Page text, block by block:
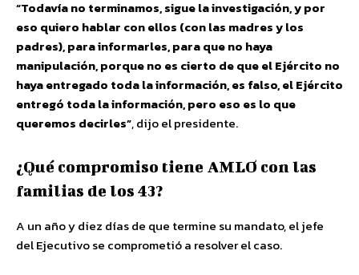
“Todavía no terminamos, sigue la investigación, y por
eso quiero hablar con ellos (con las madres y los
padres), para informarles, para que no haya
manipulación, porque no es cierto de que el Ejército no
haya entregado toda la información, es falso, el Ejército
entregó toda la información, pero eso es lo que
queremos decirles”, dijo el presidente.
¿Qué compromiso tiene AMLO con las
familias de los 43?
A un año y diez días de que termine su mandato, el jefe
del Ejecutivo se comprometió a resolver el caso.